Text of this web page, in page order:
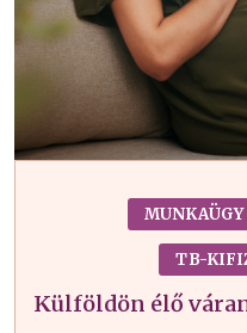
MUNKAÜGY
TB-
Külföldön élő